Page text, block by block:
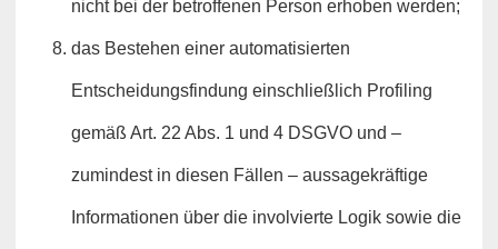
nicht bei der betroffenen Person erhoben werden;
das Bestehen einer automatisierten
Entscheidungsfindung einschließlich Profiling
gemäß Art. 22 Abs. 1 und 4 DSGVO und –
zumindest in diesen Fällen – aussagekräftige
Informationen über die involvierte Logik sowie die